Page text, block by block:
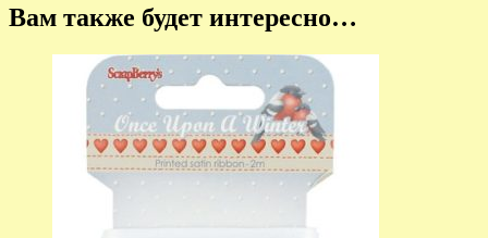
Вам также будет интересно…